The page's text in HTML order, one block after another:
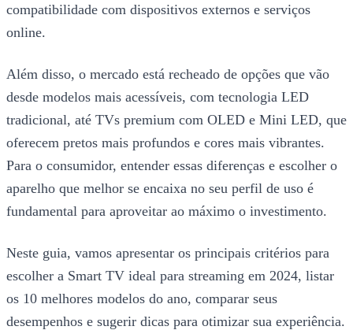
compatibilidade com dispositivos externos e serviços
online.
Além disso, o mercado está recheado de opções que vão
desde modelos mais acessíveis, com tecnologia LED
tradicional, até TVs premium com OLED e Mini LED, que
oferecem pretos mais profundos e cores mais vibrantes.
Para o consumidor, entender essas diferenças e escolher o
aparelho que melhor se encaixa no seu perfil de uso é
fundamental para aproveitar ao máximo o investimento.
Neste guia, vamos apresentar os principais critérios para
escolher a Smart TV ideal para streaming em 2024, listar
os 10 melhores modelos do ano, comparar seus
desempenhos e sugerir dicas para otimizar sua experiência.